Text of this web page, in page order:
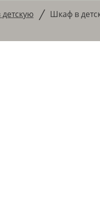
/ Шкаф в